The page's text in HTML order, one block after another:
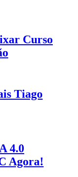
Curso
Tiago
4.0
Agora!